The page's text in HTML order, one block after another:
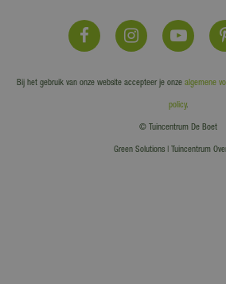
Bij het gebruik van onze website accepteer je onze algemene
policy.
© Tuincentrum De Boet
Green Solutions Tuincentrum